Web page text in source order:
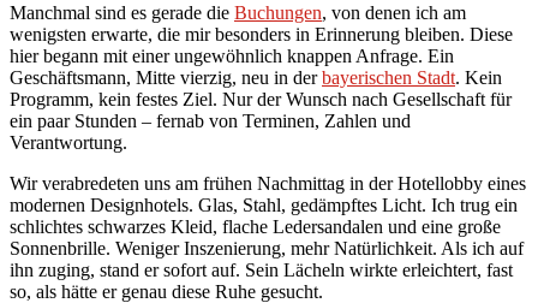
Manchmal sind es gerade die Buchungen, von denen ich am
wenigsten erwarte, die mir besonders in Erinnerung bleiben. Diese
hier begann mit einer ungewöhnlich knappen Anfrage. Ein
Geschäftsmann, Mitte vierzig, neu in derbayerischen Stadt. Kein
Programm, kein festes Ziel. Nur der Wunsch nach Gesellschaft für
ein paar Stunden – fernab von Terminen, Zahlen und
Verantwortung.
Wir verabredeten uns am frühen Nachmittag in der Hotellobby eines
modernen Designhotels. Glas, Stahl, gedämpftes Licht. Ich trug ein
schlichtes schwarzes Kleid, flache Ledersandalen und eine große
Sonnenbrille. Weniger Inszenierung, mehr Natürlichkeit. Als ich auf
ihn zuging, stand er sofort auf. Sein Lächeln wirkte erleichtert, fast
so, als hätte er genau diese Ruhe gesucht.